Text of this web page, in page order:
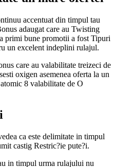
accentuat din timpul tau
adaugat care au Twisting
primi bune promotii a fost Tipuri
un excelent indeplini rulajul.
care au valabilitate treizeci de
oxigen asemenea oferta la un
8 valabilitate de O
ca este delimitate in timpul
castig Restric?ie pute?i.
in timpul urma rulajului nu